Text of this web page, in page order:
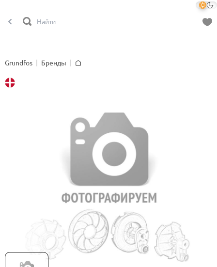
Grundfos
Бренды
Рабочее колесо Grundfos IMP,3062-
140,NOWR,CI,TRMD, артикул 97874297